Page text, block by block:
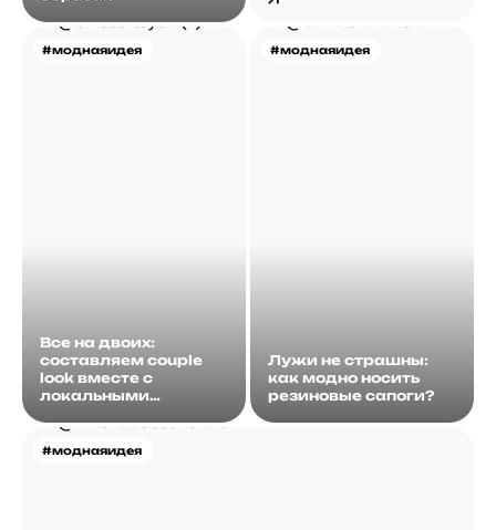
#моднаяидея
Все на двоих:
составляем couple
look вместе с
локальными
#моднаяидея
Лужи не страшны:
как модно носить
резиновые сапоги?
#моднаяидея